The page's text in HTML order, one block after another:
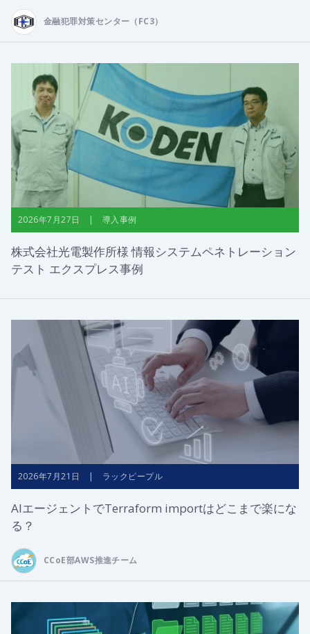
金融犯罪対策センター（FC3）
2026年7月27日 | 導入事例
株式会社光電製作所様 情報システムペネトレーション
テスト エクスプレス事例
2026年7月21日 | ラックピープル
AIエージェントでTerraform importはどこまで楽にな
る？
CCoE部AWS推進チーム